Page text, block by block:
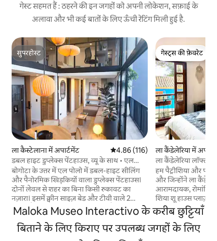
गेस्ट सहमत हैं : ठहरने की इन जगहों को अपनी लोकेशन, सफ़ाई के
अलावा और भी कई बातों के लिए ऊँची रेटिंग मिली हुई है.
सुपरहोस्ट
सुपरहोस्ट
ला कैस्टेलाना में अपार्टमेंट औसत रेटिंग 5 में से 4.86, 116 समीक्षाएँ
4.86 (116)
डबल हाइट डुप्लेक्स पेंटहाउस, व्यू के साथ • एल
पोलो
बोगोटा के उत्तर में एल पोलो में डबल-हाइट सीलिंग
और पैनोरमिक खिड़कियों वाला डुप्लेक्स पेंटहाउस।
दोनों लेवल से शहर का बिना किसी रुकावट का
नज़ारा। इसमें क्वीन साइज़ बेड और टीवी वाले 2
बेडरूम हैं, जिनमें 4 मेहमान ठहर सकते हैं। 2 बाथरूम,
पूरी तरह से सुसज्जित किचन, डाइनिंग रूम, काम करने
की जगह और हाई-स्पीड वाई-फ़ाई की सुविधा है।
खूबसूरत नज़ारों वाली बालकनी। एल विरे पार्क 7
गेस्ट्स की फ़ेवरेट
गेस्ट्स की फ़ेवरेट
ला कैंडेलेरिया में
ला कैंडेलेरिया लॉफ्ट
हम पैट्रीशिया और
और जिन्होंने ला
आरामदायक, रोमांटिक
शिया शू हाउस प्लाज़ा
म्यूज़ियम और मॉन्सेरेट
फ़ायरप्लेस, रूफ़टॉप
पूरी तरह से सुसज्जित
और ड्रायर का आनंद
Maloka Museo Interactivo के करीब छुट्टियाँ
बिताने के लिए किराए पर उपलब्ध जगहों के लिए